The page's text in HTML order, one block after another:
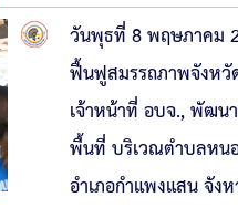
วันพุธที่ 8 พฤษภาคม
ฟื้นฟูสมรรถภาพจังห
เจ้าหน้าที่ อบจ., พัฒน
พื้นที่ บริเวณตำบลหนอ
อำเภอกำแพงแสน จัง